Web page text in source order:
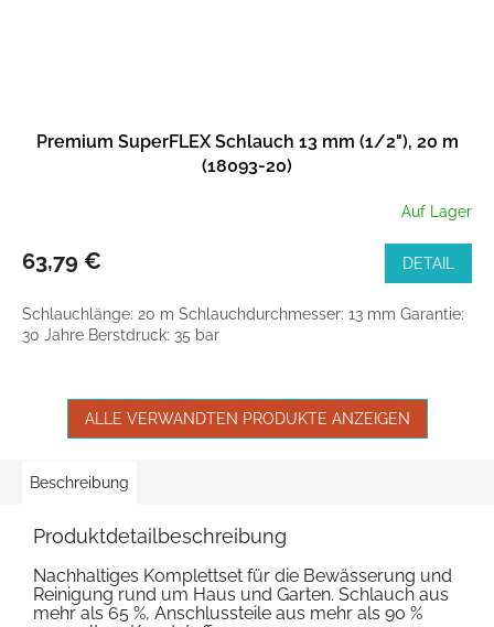
Premium SuperFLEX Schlauch 13 mm (1/2"), 20 m
(18093-20)
Auf Lager
63,79 € DETAIL
Schlauchlänge: 20 m Schlauchdurchmesser: 13 mm Garantie:
30 Jahre Berstdruck: 35 bar
ALLE VERWANDTEN PRODUKTE ANZEIGEN
Beschreibung
Produktdetailbeschreibung
Nachhaltiges Komplettset für die Bewässerung und
Reinigung rund um Haus und Garten. Schlauch aus
mehr als 65 %, Anschlussteile aus mehr als 90 %